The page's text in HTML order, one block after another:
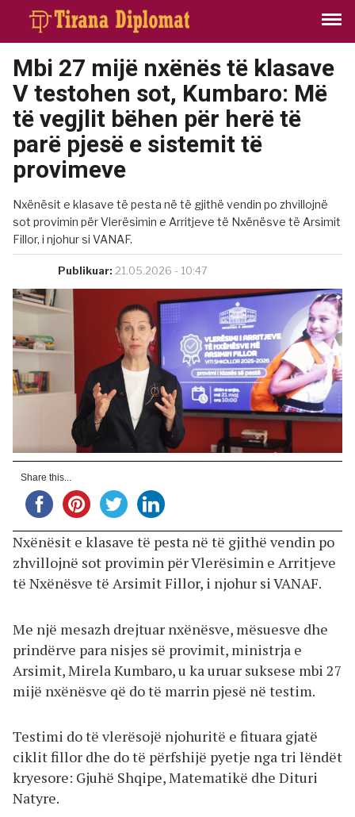
Mbi 27 mijë nxënës të klasave
V testohen sot, Kumbaro: Më
të vegjlit bëhen për herë të
parë pjesë e sistemit të
provimeve
Nxënësit e klasave të pesta në të gjithë vendin po zhvillojnë
sot provimin për Vlerësimin e Arritjeve të Nxënësve të Arsimit
Fillor, i njohur si VANAF.
Publikuar: 21.05.2026 - 10:47
Share this...
Nxënësit e klasave të pesta në të gjithë vendin po
zhvillojnë sot provimin për Vlerësimin e Arritjeve
të Nxënësve të Arsimit Fillor, i njohur si VANAF.
Me një mesazh drejtuar nxënësve, mësuesve dhe
prindërve para nisjes së provimit, ministrja e
Arsimit, Mirela Kumbaro, u ka uruar suksese mbi 27
mijë nxënësve që do të marrin pjesë në testim.
Testimi do të vlerësojë njohuritë e fituara gjatë
ciklit fillor dhe do të përfshijë pyetje nga tri lëndët
kryesore: Gjuhë Shqipe, Matematikë dhe Dituri
Natyre.